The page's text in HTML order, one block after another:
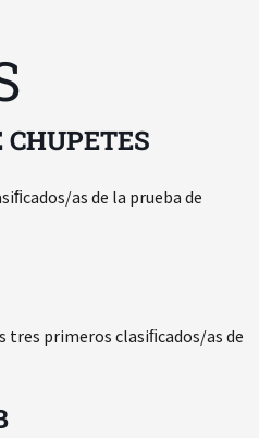
CHUPETES
as de la prueba de
tres primeros clasiﬁcados/as de